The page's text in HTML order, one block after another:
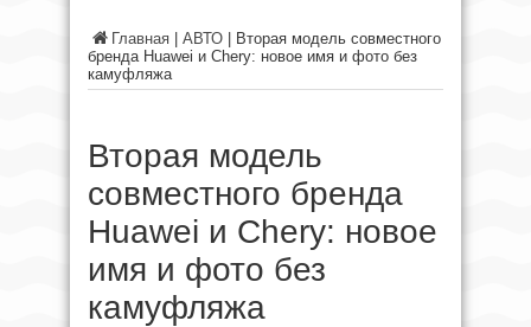
Главная АВТО
Вторая модель совместного
бренда Huawei и Chery: новое имя и фото без
камуфляжа
Вторая модель
совместного бренда
Huawei и Chery: новое
имя и фото без
камуфляжа